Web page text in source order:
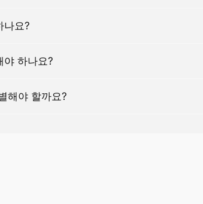
나요?
야 하나요?
해야 할까요?